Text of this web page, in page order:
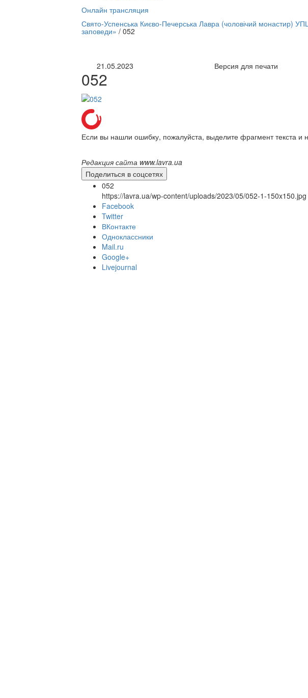
Онлайн трансляция
12 сентября
Свято-Успенська Києво-Печерська Лавра (чоловічий монастир)
заповеди» / 052
21.05.2023 Версия для печати
052
Если вы нашли ошибку, пожалуйста, выделите фрагмент текста и
Редакция сайта www.lavra.ua
Поделиться в соцсетях
052
https://lavra.ua/wp-content/uploads/2023/05/052-1-150x150.jpg
Facebook
Twitter
ВКонтакте
Одноклассники
Mail.ru
Google+
Livejournal